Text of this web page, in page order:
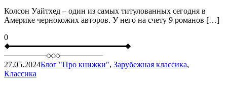
Колсон Уайтхед – один из самых титулованных сегодня в
Америке чернокожих авторов. У него на счету 9 романов […]
0
27.05.2024Блог "Про книжки", Зарубежная классика,
Классика